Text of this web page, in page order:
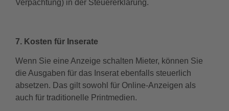
Verpachtung) in der Steuererklärung.
7. Kosten für Inserate
Wenn Sie eine Anzeige schalten Mieter, können Sie
die Ausgaben für das Inserat ebenfalls steuerlich
absetzen. Das gilt sowohl für Online-Anzeigen als
auch für traditionelle Printmedien.